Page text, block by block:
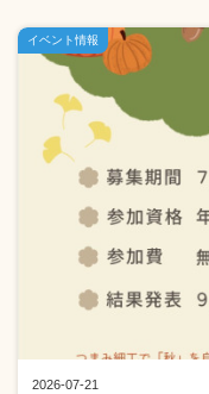
2026-07-21
イベント情報